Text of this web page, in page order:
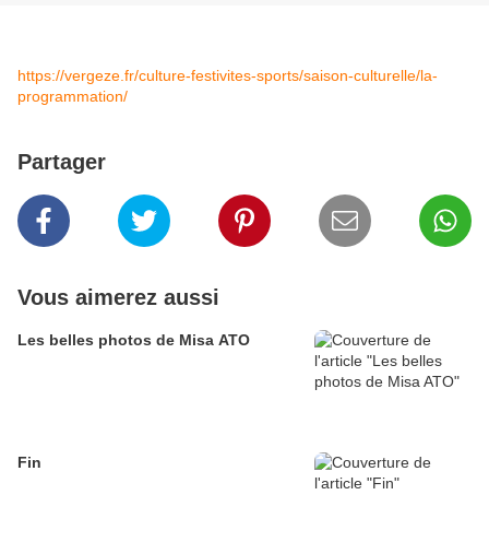
https://vergeze.fr/culture-festivites-sports/saison-culturelle/la-
programmation/
Partager
Vous aimerez aussi
Les belles photos de Misa ATO
Fin